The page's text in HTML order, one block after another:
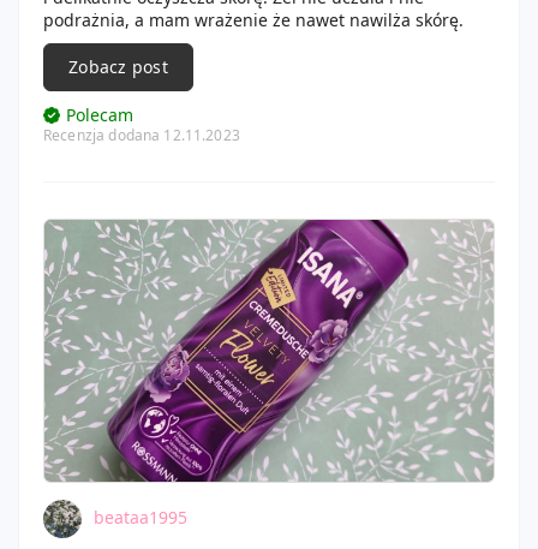
brudził ubrań. Skóra po jego użyciu była nawilżona,
wygładzona oraz miękka.
podrażnia, a mam wrażenie że nawet nawilża skórę.
Zobacz post
Polecam
Recenzja dodana 12.11.2023
beataa1995